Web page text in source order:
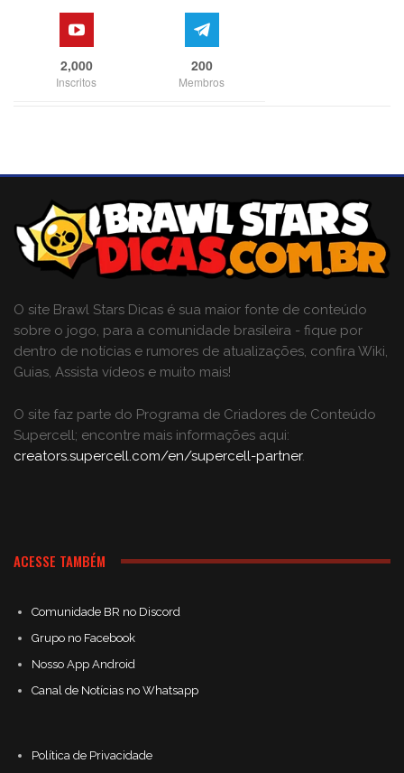
2,000
Inscritos
200
Membros
O site Brawl Stars Dicas é sua maior fonte de conteúdo
sobre o jogo, para a comunidade brasileira - fique por
dentro de notícias e rumores de atualizações, confira Wiki,
Guias, Assista vídeos e muito mais!
O site faz parte do Programa de Criadores de Conteúdo
Supercell; encontre mais informações aqui:
creators.supercell.com/en/supercell-partner.
ACESSE TAMBÉM
Comunidade BR no Discord
Grupo no Facebook
Nosso App Android
Canal de Notícias no Whatsapp
Política de Privacidade